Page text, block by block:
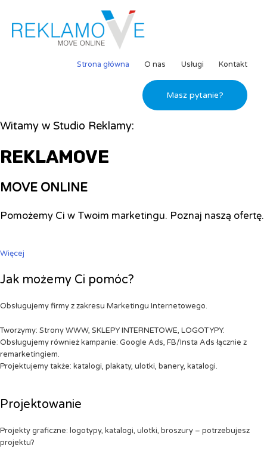
Strona główna O nas Usługi Kontakt
Masz pytanie?
Witamy w Studio Reklamy:
REKLAMOVE
MOVE ONLINE
Pomożemy Ci w Twoim marketingu. Poznaj naszą ofertę.
Więcej
Jak możemy Ci pomóc?
Obsługujemy firmy z zakresu Marketingu Internetowego.
Tworzymy: Strony WWW, SKLEPY INTERNETOWE, LOGOTYPY.
Obsługujemy również kampanie: Google Ads, FB/Insta Ads łącznie z
remarketingiem.
Projektujemy także: katalogi, plakaty, ulotki, banery, katalogi.
Projektowanie
Projekty graficzne: logotypy, katalogi, ulotki, broszury – potrzebujesz
projektu?